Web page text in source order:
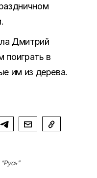
Дмитрий
поиграть в
им из дерева.